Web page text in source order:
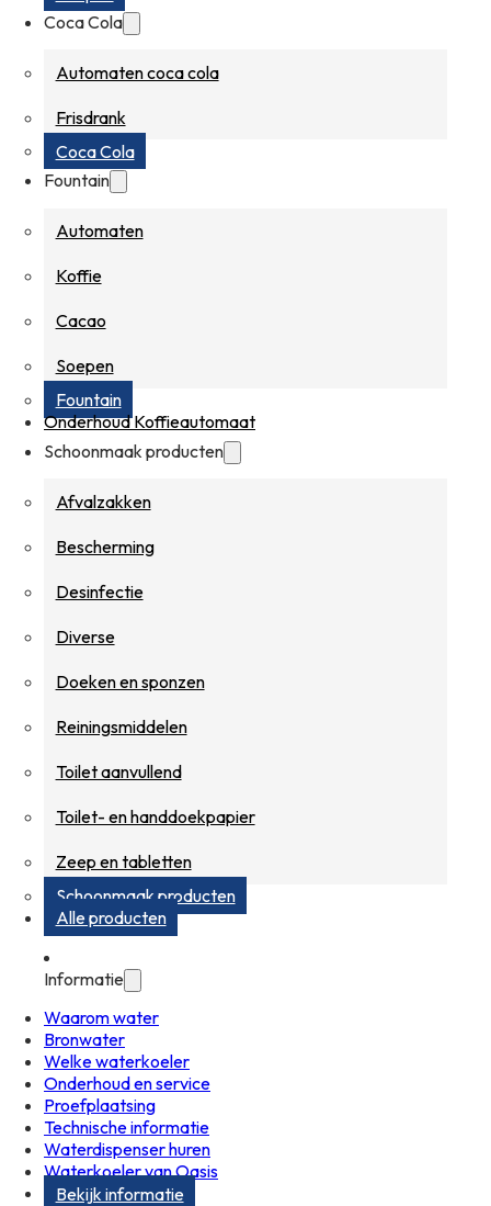
Coca Cola
Automaten coca cola
Frisdrank
Coca Cola
Fountain
Automaten
Koffie
Cacao
Soepen
Fountain
Onderhoud Koffieautomaat
Schoonmaak producten
Afvalzakken
Bescherming
Desinfectie
Diverse
Doeken en sponzen
Reiningsmiddelen
Toilet aanvullend
Toilet- en handdoekpapier
Zeep en tabletten
Schoonmaak producten
Alle producten
Informatie
Waarom water
Bronwater
Welke waterkoeler
Onderhoud en service
Proefplaatsing
Technische informatie
Waterdispenser huren
Waterkoeler van Oasis
Bekijk informatie